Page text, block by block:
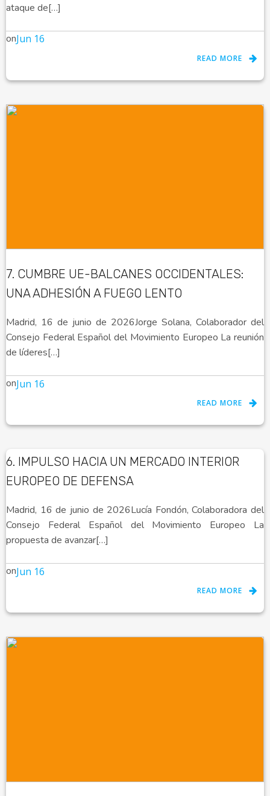
ataque de[…]
onJun 16
READ MORE
7. CUMBRE UE-BALCANES OCCIDENTALES:
UNA ADHESIÓN A FUEGO LENTO
Madrid, 16 de junio de 2026Jorge Solana, Colaborador del
Consejo Federal Español del Movimiento Europeo La reunión
de líderes[…]
onJun 16
READ MORE
6. IMPULSO HACIA UN MERCADO INTERIOR
EUROPEO DE DEFENSA
Madrid, 16 de junio de 2026Lucía Fondón, Colaboradora del
Consejo Federal Español del Movimiento Europeo La
propuesta de avanzar[…]
onJun 16
READ MORE